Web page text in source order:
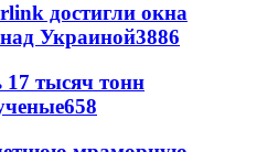
достигли окна
Украиной3886
тысяч тонн
658